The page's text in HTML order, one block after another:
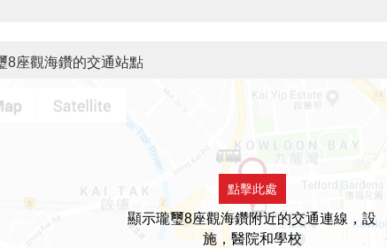
8座觀海鑽的交通站點
點擊此處
顯示瓏璽8座觀海鑽附近的交通連線，設
施，醫院和學校